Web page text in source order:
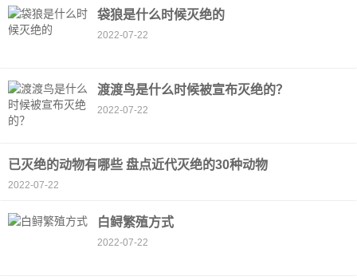
袋狼是什么时候灭绝的
2022-07-22
渡渡鸟是什么时候被宣布灭绝的？
2022-07-22
已灭绝的动物有哪些 盘点近代灭绝的30种动物
2022-07-22
白鲟繁殖方式
2022-07-22